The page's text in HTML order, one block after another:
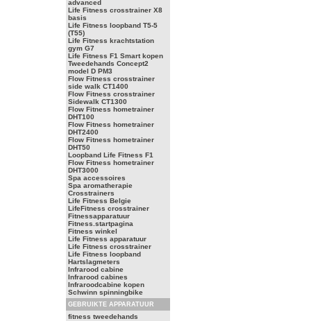
advanced
Life Fitness crosstrainer X8
basis
Life Fitness loopband T5-5
(T55)
Life Fitness krachtstation
gym G7
Life Fitness F1 Smart kopen
Tweedehands Concept2
model D PM3
Flow Fitness crosstrainer
side walk CT1400
Flow Fitness crosstrainer
Sidewalk CT1300
Flow Fitness hometrainer
DHT100
Flow Fitness hometrainer
DHT2400
Flow Fitness hometrainer
DHT50
Loopband Life Fitness F1
Flow Fitness hometrainer
DHT3000
Spa accessoires
Spa aromatherapie
Crosstrainers
Life Fitness Belgie
LifeFitness crosstrainer
Fitnessapparatuur
Fitness.startpagina
Fitness winkel
Life Fitness apparatuur
Life Fitness crosstrainer
Life Fitness loopband
Hartslagmeters
Infrarood cabine
Infrarood cabines
Infraroodcabine kopen
Schwinn spinningbike
GEBRUIKTE APPARATUUR
fitness tweedehands